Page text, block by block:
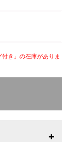
き」の在庫がありま